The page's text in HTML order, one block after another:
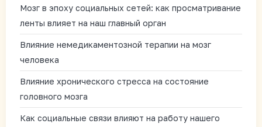
Мозг в эпоху социальных сетей: как просматривание
ленты влияет на наш главный орган
Влияние немедикаментозной терапии на мозг
человека
Влияние хронического стресса на состояние
головного мозга
Как социальные связи влияют на работу нашего